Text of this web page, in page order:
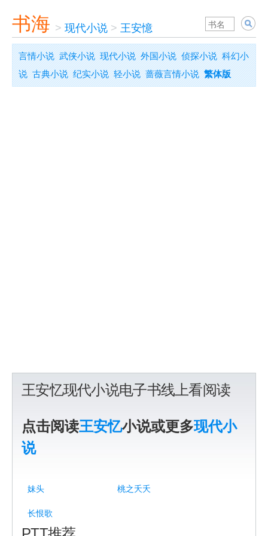
书海 > 现代小说 > 王安憶
言情小说 武侠小说 现代小说 外国小说 侦探小说 科幻小
说 古典小说 纪实小说 轻小说 蔷薇言情小说 繁体版
王安忆现代小说电子书线上看阅读
点击阅读王安忆小说或更多现代小
说
妹头 桃之夭夭
长恨歌